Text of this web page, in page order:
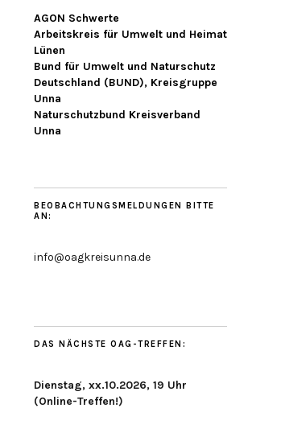
AGON Schwerte
Arbeitskreis für Umwelt und Heimat
Lünen
Bund für Umwelt und Naturschutz
Deutschland (BUND), Kreisgruppe
Unna
Naturschutzbund Kreisverband
Unna
BEOBACHTUNGSMELDUNGEN BITTE
AN:
info@oagkreisunna.de
DAS NÄCHSTE OAG-TREFFEN:
Dienstag, xx.10.2026, 19 Uhr
(Online-Treffen!)